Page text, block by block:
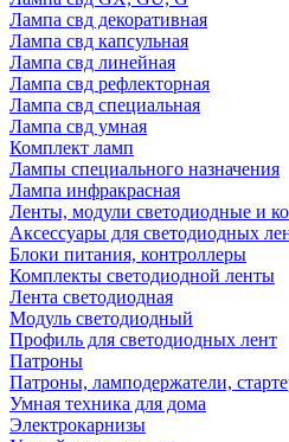
Лампа свд декоративная
Лампа свд капсульная
Лампа свд линейная
Лампа свд рефлекторная
Лампа свд специальная
Лампа свд умная
Комплект ламп
Лампы специального назначения
Лампа инфракрасная
Ленты, модули светодиодные и
Аксессуары для светодиодных
Блоки питания, контроллеры
Комплекты светодиодной ленты
Лента светодиодная
Модуль светодиодный
Профиль для светодиодных лент
Патроны
Патроны, ламподержатели,
Умная техника для дома
Электрокарнизы